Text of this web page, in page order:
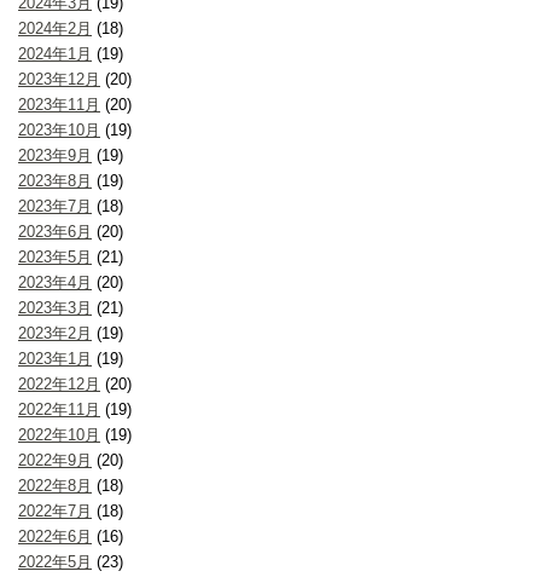
2024年2月 (18)
2024年1月 (19)
2023年12月 (20)
2023年11月 (20)
2023年10月 (19)
2023年9月 (19)
2023年8月 (19)
2023年7月 (18)
2023年6月 (20)
2023年5月 (21)
2023年4月 (20)
2023年3月 (21)
2023年2月 (19)
2023年1月 (19)
2022年12月 (20)
2022年11月 (19)
2022年10月 (19)
2022年9月 (20)
2022年8月 (18)
2022年7月 (18)
2022年6月 (16)
2022年5月 (23)